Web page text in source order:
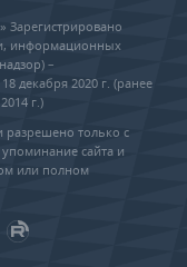
Зарегистрировано
информационных
–
декабря 2020 г. (ранее
г.)
разрешено только с
сайта и
или полном